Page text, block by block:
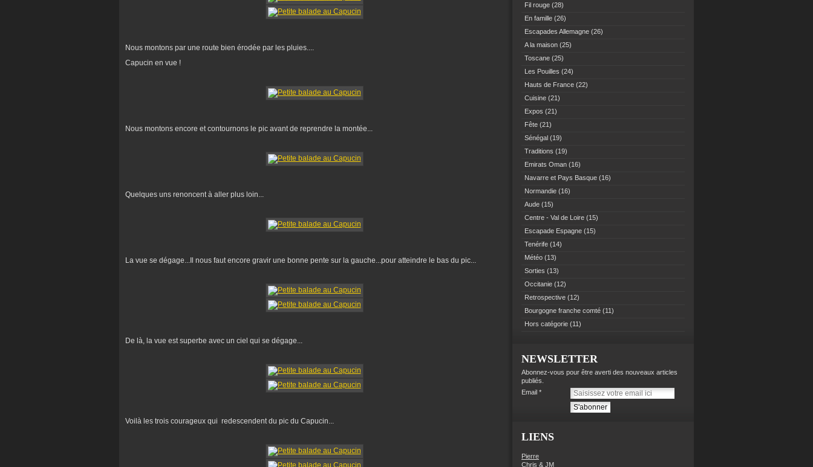
Nous montons par une route bien érodée par les pluies....
Capucin en vue !
Nous montons encore et contournons le pic avant de reprendre la montée...
Quelques uns renoncent à aller plus loin...
La vue se dégage...Il nous faut encore gravir une bonne pente sur la gauche...pour atteindre le bas du pic...
De là, la vue est superbe avec un ciel qui se dégage...
Voilà les trois courageux qui redescendent du pic du Capucin...
Fil rouge (28)
En famille (26)
Escapades Allemagne (26)
A la maison (25)
Toscane (25)
Les Pouilles (24)
Hauts de France (22)
Cuisine (21)
Expos (21)
Fête (21)
Sénégal (19)
Traditions (19)
Emirats Oman (16)
Navarre et Pays Basque (16)
Normandie (16)
Aude (15)
Centre - Val de Loire (15)
Escapade Espagne (15)
Tenérife (14)
Météo (13)
Sorties (13)
Occitanie (12)
Retrospective (12)
Bourgogne franche comté (11)
Hors catégorie (11)
NEWSLETTER
Abonnez-vous pour être averti des nouveaux articles
publiés.
Email
LIENS
Pierre
Chris & JM